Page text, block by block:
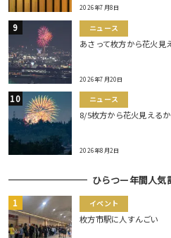
2026年7月8日
ニュース
あさって枚方から花火見
2026年7月20日
ニュース
8/5枚方から花火見える
2026年8月2日
ひらつー年間人気
イベント
枚方市駅に人すんごい